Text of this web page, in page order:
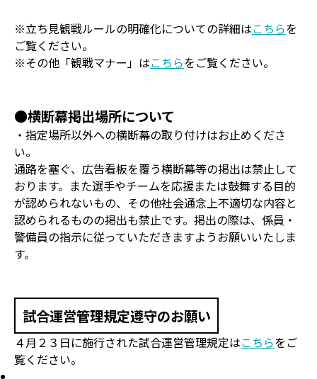
※立ち見観戦ルールの明確化についての詳細はこちらを
ご覧ください。
※その他「観戦マナー」はこちらをご覧ください。
●横断幕掲出場所について
・指定場所以外への横断幕の取り付けはお止めくださ
い。
通路を塞ぐ、広告看板を覆う横断幕等の掲出は禁止して
おります。また選手やチームを応援または鼓舞する目的
が認められないもの、その他社会通念上不適切な内容と
認められるものの掲出も禁止です。掲出の際は、係員・
警備員の指示に従っていただきますようお願いいたしま
す。
試合運営管理規定遵守のお願い
４月２３日に施行された試合運営管理規定はこちらをご
覧ください。